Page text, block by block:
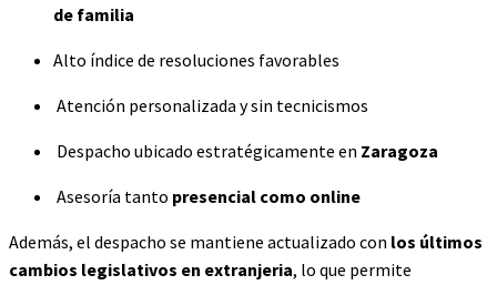
de familia
Alto índice de resoluciones favorables
Atención personalizada y sin tecnicismos
Despacho ubicado estratégicamente en Zaragoza
Asesoría tanto presencial como online
Además, el despacho se mantiene actualizado con los últimos
cambios legislativos en extranjeria, lo que permite